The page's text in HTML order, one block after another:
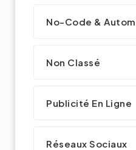
No-Code &
Non Classé
Publicité En Ligne
Réseaux Sociaux